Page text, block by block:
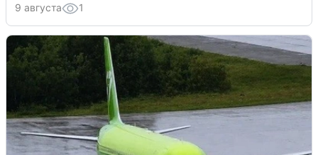
9 августа 1